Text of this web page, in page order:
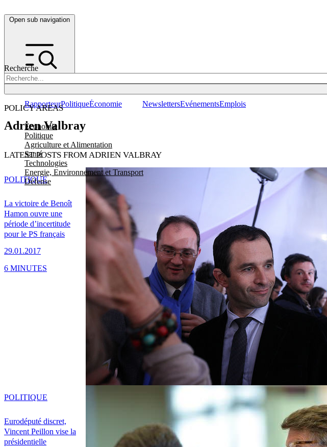
Open sub navigation
Recherche
POLICY AREAS
Economie
Politique
Agriculture et Alimentation
Santé
Technologies
Energie, Environnement et Transport
Défense
RapporteurPolitiqueÉconomie NewslettersEvénementsEmplois
Adrien Valbray
LATEST POSTS FROM ADRIEN VALBRAY
La victoire de Benoît
Hamon ouvre une
période d’incertitude
pour le PS français
29.01.2017
POLITIQUE
6 MINUTES
Eurodéputé discret,
Vincent Peillon vise la
présidentielle
POLITIQUE